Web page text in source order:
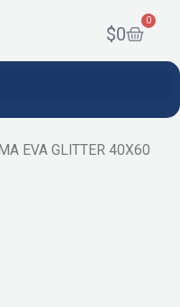
$0
0
Cart
EVA GLITTER 40X60